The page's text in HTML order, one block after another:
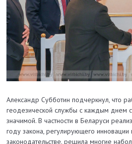
Александр Субботин подчеркнул, что
геодезической службы с каждым днем
значимой. В частности в Беларуси
году закона, регулирующего
законодательстве, решила многие